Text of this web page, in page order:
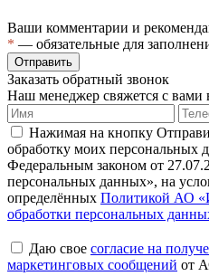
Ваши комментарии и
* — обязательные для
Отправить
Заказать обратный звонок
Наш менеджер свяжется с вами
Нажимая на кнопку
обработку моих персональных
Федеральным законом от
персональных данных», на
определённых Политикой АО
обработки персональных
Даю свое согласие на
маркетинговых сообщений от